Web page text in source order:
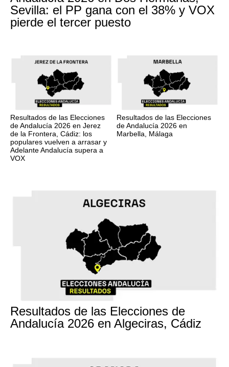
Sevilla: el PP gana con el 38% y VOX
pierde el tercer puesto
Resultados de las Elecciones
de Andalucía 2026 en Jerez
de la Frontera, Cádiz: los
populares vuelven a arrasar y
Adelante Andalucía supera a
VOX
Resultados de las Elecciones
de Andalucía 2026 en
Marbella, Málaga
Resultados de las Elecciones de
Andalucía 2026 en Algeciras, Cádiz